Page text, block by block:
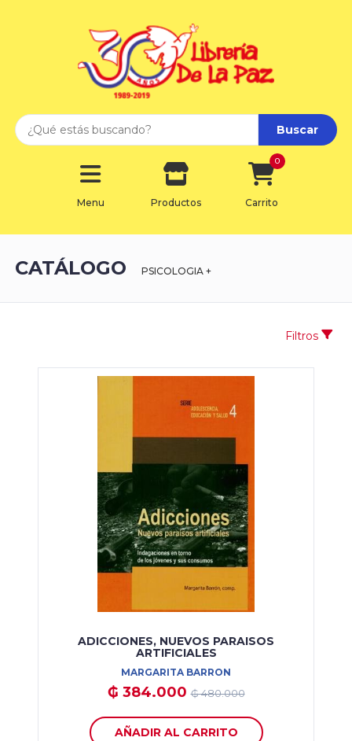
Buscar
Menu Productos Carrito
0
CATÁLOGO PSICOLOGIA +
Filtros
ADICCIONES, NUEVOS PARAISOS
ARTIFICIALES
MARGARITA BARRON
₲ 384.000₲ 480.000
AÑADIR AL CARRITO